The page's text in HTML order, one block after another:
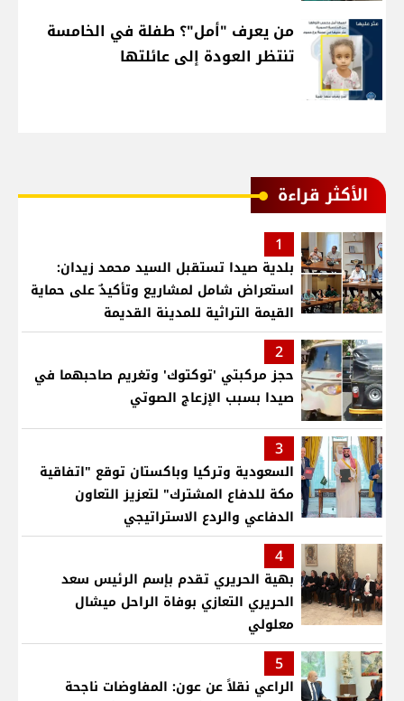
من يعرف "أمل"؟ طفلة في الخامسة
تنتظر العودة إلى عائلتها
الأكثر قراءة
1
بلدية صيدا تستقبل السيد محمد زيدان:
استعراض شامل لمشاريع وتأكيدٌ على حماية
القيمة التراثية للمدينة القديمة
2
حجز مركبتي 'توكتوك' وتغريم صاحبهما في
صيدا بسبب الإزعاج الصوتي
3
السعودية وتركيا وباكستان توقع "اتفاقية
مكة للدفاع المشترك" لتعزيز التعاون
الدفاعي والردع الاستراتيجي
4
بهية الحريري تقدم بإسم الرئيس سعد
الحريري التعازي بوفاة الراحل ميشال
معلولي
5
الراعي نقلاً عن عون: المفاوضات ناجحة